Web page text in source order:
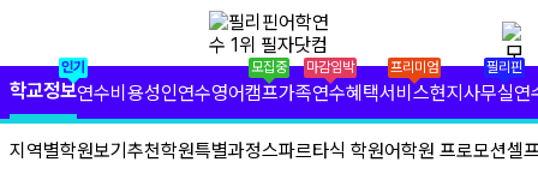
✕
필리핀 학원 정보
필리핀 연수 비용
유형별 필리핀 연수
인기
학교정보연수비용성인연수
모집중
영어캠프
마감임박
가족연수
프리미엄
혜택서비스
필리핀
현지사무실연
지역별학원보기추천학원특별과정스파르타식 학원어학원 프로모션셀